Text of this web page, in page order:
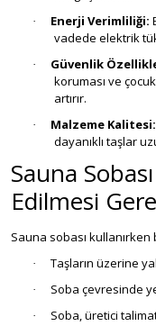
· Enerji Verimliliği:
vadede elektrik
· Güvenlik
koruması ve
artırır.
· Malzeme Kalitesi:
dayanıklı taşlar
Sauna
Edilmesi
Sauna sobası
· Taşların üzerine
· Soba çevresinde
· Soba, üretici